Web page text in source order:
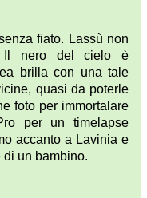
fiato. Lassù non
Il nero del cielo è
brilla con una tale
quasi da poterle
foto per immortalare
per un timelapse
accanto a Lavinia e
un bambino.